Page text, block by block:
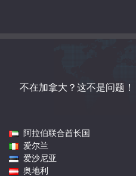
不在加拿大？这不是问题！
阿拉伯联合酋长国
爱尔兰
爱沙尼亚
奥地利